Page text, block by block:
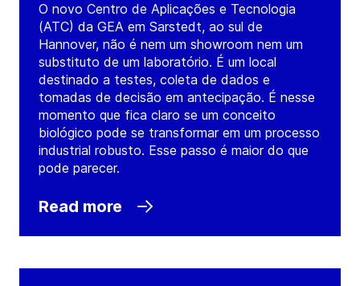
O novo Centro de Aplicações e Tecnologia
(ATC) da GEA em Sarstedt, ao sul de
Hannover, não é nem um showroom nem um
substituto de um laboratório. É um local
destinado a testes, coleta de dados e
tomadas de decisão em antecipação. É nesse
momento que fica claro se um conceito
biológico pode se transformar em um processo
industrial robusto. Esse passo é maior do que
pode parecer.
Read more